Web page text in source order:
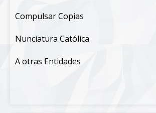
Compulsar Copias
Nunciatura Católica
A otras Entidades